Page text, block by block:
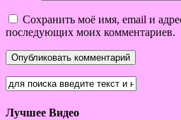
Сохранить моё имя, email и
последующих моих комментариев.
Лучшее Видео